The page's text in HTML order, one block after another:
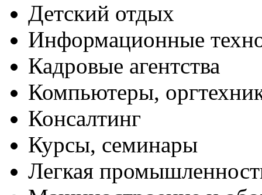
Детский отдых
Информационные
Кадровые агентства
Компьютеры,
Консалтинг
Курсы, семинары
Легкая